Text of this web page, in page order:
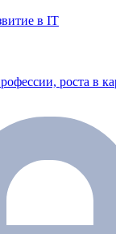
в IT
роста в